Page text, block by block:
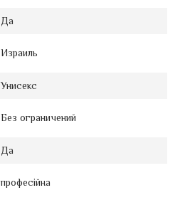
Да
Израиль
Унисекс
Без ограничений
Да
професійна